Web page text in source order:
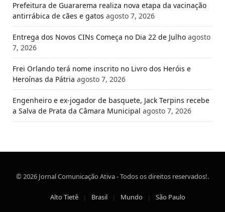
Prefeitura de Guararema realiza nova etapa da vacinação
antirrábica de cães e gatos agosto 7, 2026
Entrega dos Novos CINs Começa no Dia 22 de Julho agosto
7, 2026
Frei Orlando terá nome inscrito no Livro dos Heróis e
Heroínas da Pátria agosto 7, 2026
Engenheiro e ex-jogador de basquete, Jack Terpins recebe
a Salva de Prata da Câmara Municipal agosto 7, 2026
© 2026 Jornal Comunicação Ativa - Todos os direitos reservados!.
Alto Tietê Brasil Mundo São Paulo